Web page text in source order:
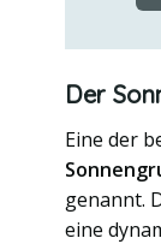
Der
Eine der
genannt.
eine